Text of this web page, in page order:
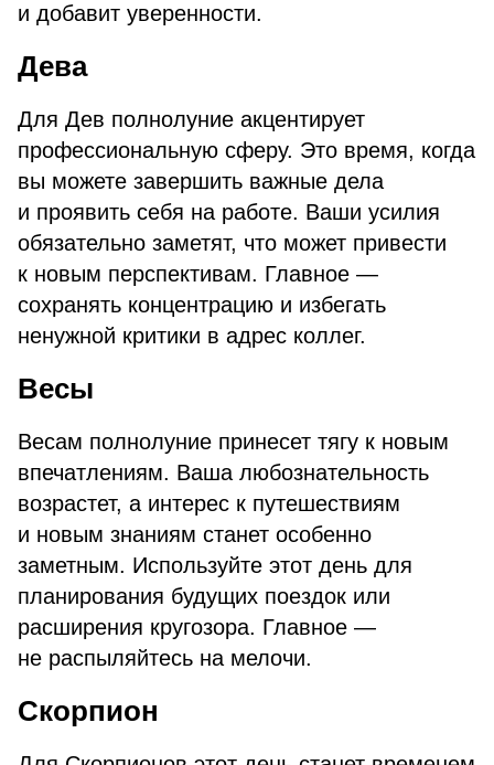
и добавит уверенности.
Дева
Для Дев полнолуние акцентирует
профессиональную сферу. Это время, когда
вы можете завершить важные дела
и проявить себя на работе. Ваши усилия
обязательно заметят, что может привести
к новым перспективам. Главное —
сохранять концентрацию и избегать
ненужной критики в адрес коллег.
Весы
Весам полнолуние принесет тягу к новым
впечатлениям. Ваша любознательность
возрастет, а интерес к путешествиям
и новым знаниям станет особенно
заметным. Используйте этот день для
планирования будущих поездок или
расширения кругозора. Главное —
не распыляйтесь на мелочи.
Скорпион